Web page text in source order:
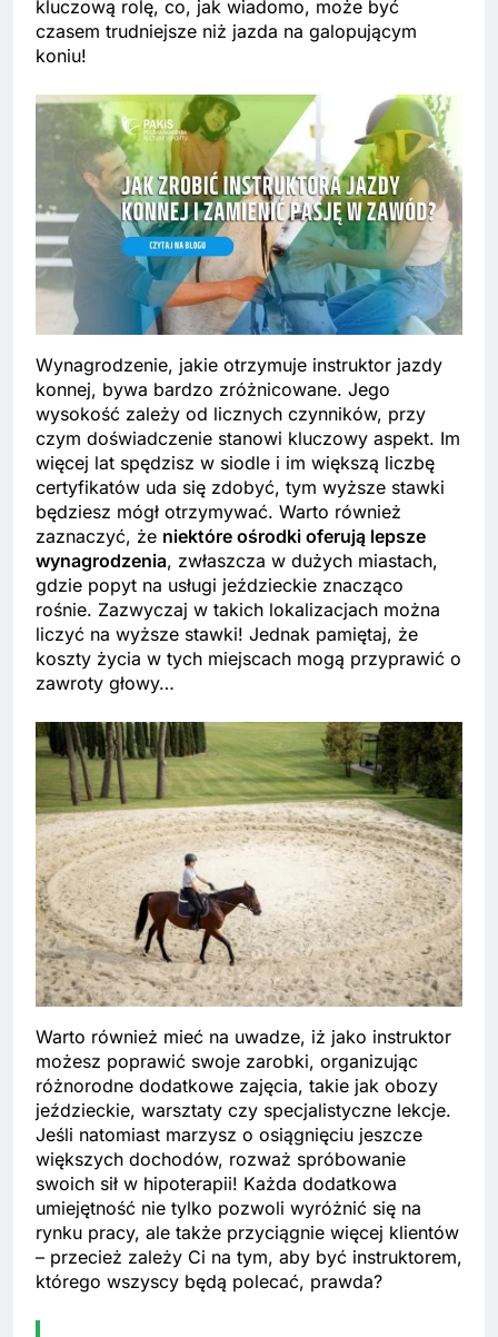
kluczową rolę, co, jak wiadomo, może być
czasem trudniejsze niż jazda na galopującym
koniu!
Wynagrodzenie, jakie otrzymuje instruktor jazdy
konnej, bywa bardzo zróżnicowane. Jego
wysokość zależy od licznych czynników, przy
czym doświadczenie stanowi kluczowy aspekt. Im
więcej lat spędzisz w siodle i im większą liczbę
certyfikatów uda się zdobyć, tym wyższe stawki
będziesz mógł otrzymywać. Warto również
zaznaczyć, że niektóre ośrodki oferują lepsze
wynagrodzenia, zwłaszcza w dużych miastach,
gdzie popyt na usługi jeździeckie znacząco
rośnie. Zazwyczaj w takich lokalizacjach można
liczyć na wyższe stawki! Jednak pamiętaj, że
koszty życia w tych miejscach mogą przyprawić o
zawroty głowy…
Warto również mieć na uwadze, iż jako instruktor
możesz poprawić swoje zarobki, organizując
różnorodne dodatkowe zajęcia, takie jak obozy
jeździeckie, warsztaty czy specjalistyczne lekcje.
Jeśli natomiast marzysz o osiągnięciu jeszcze
większych dochodów, rozważ spróbowanie
swoich sił w hipoterapii! Każda dodatkowa
umiejętność nie tylko pozwoli wyróżnić się na
rynku pracy, ale także przyciągnie więcej klientów
– przecież zależy Ci na tym, aby być instruktorem,
którego wszyscy będą polecać, prawda?